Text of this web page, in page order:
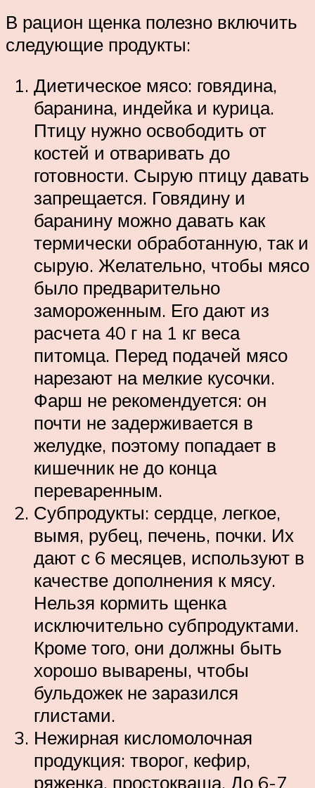
В рацион щенка полезно включить
следующие продукты:
Диетическое мясо: говядина,
баранина, индейка и курица.
Птицу нужно освободить от
костей и отваривать до
готовности. Сырую птицу давать
запрещается. Говядину и
баранину можно давать как
термически обработанную, так и
сырую. Желательно, чтобы мясо
было предварительно
замороженным. Его дают из
расчета 40 г на 1 кг веса
питомца. Перед подачей мясо
нарезают на мелкие кусочки.
Фарш не рекомендуется: он
почти не задерживается в
желудке, поэтому попадает в
кишечник не до конца
переваренным.
Субпродукты: сердце, легкое,
вымя, рубец, печень, почки. Их
дают с 6 месяцев, используют в
качестве дополнения к мясу.
Нельзя кормить щенка
исключительно субпродуктами.
Кроме того, они должны быть
хорошо выварены, чтобы
бульдожек не заразился
глистами.
Нежирная кисломолочная
продукция: творог, кефир,
ряженка, простокваша. До 6-7